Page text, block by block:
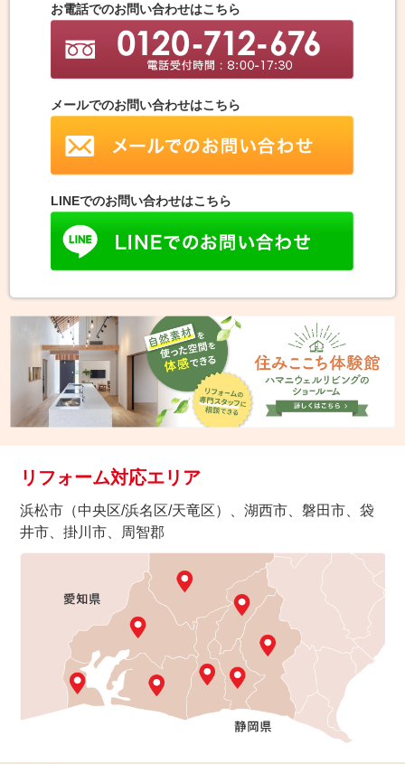
お電話でのお問い合わせはこちら
メールでのお問い合わせはこちら
LINEでのお問い合わせはこちら
リフォーム対応エリア
浜松市（中央区/浜名区/天竜区）、湖西市、磐田市、袋
井市、掛川市、周智郡